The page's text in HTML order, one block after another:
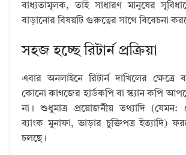
বাধ্যতামূলক, তাই সাধারণ মানুষের
বাড়ানোর বিষয়টি গুরুত্বের সাথে বিবেচনা
সহজ হচ্ছে রিটার্ন প্রক্রিয়া
এবার অনলাইনে রিটার্ন দাখিলের
কোনো কাগজের হার্ডকপি বা স্ক্যান কপি
না। শুধুমাত্র প্রয়োজনীয় তথ্যাদি (যেমন:
ব্যাংক মুনাফা, ভাড়ার চুক্তিপত্র ইত্যাদি)
চলছে।